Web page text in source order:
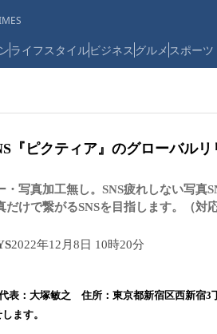
ライフスタイルビジネス グルメ スポーツ
『ピクティア』のグローバルリ
・写真加工無し。SNS疲れしない写真
けで繋がるSNSを目指します。（対
2022年12月8日 10時20分
表：大塚敏之 住所：東京都新宿区西新宿3
ます。